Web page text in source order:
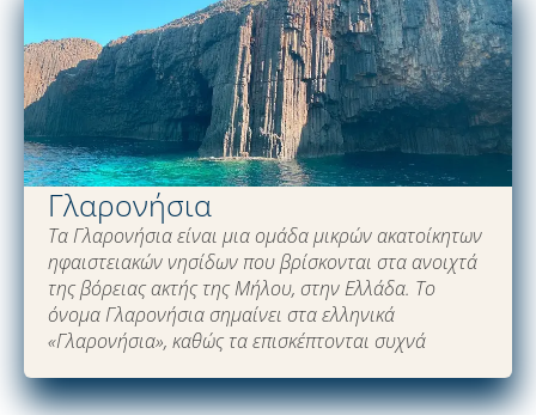
Γλαρονήσια
Τα Γλαρονήσια είναι μια ομάδα μικρών ακατοίκητων
ηφαιστειακών νησίδων που βρίσκονται στα ανοιχτά
της βόρειας ακτής της Μήλου, στην Ελλάδα. Το
όνομα Γλαρονήσια σημαίνει στα ελληνικά
«Γλαρονήσια», καθώς τα επισκέπτονται συχνά